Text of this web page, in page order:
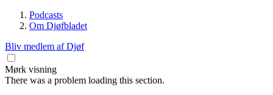
Podcasts
Om Djøfbladet
Bliv medlem af Djøf
Mørk visning
There was a problem loading this section.